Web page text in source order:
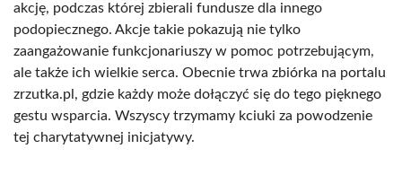
akcję, podczas której zbierali fundusze dla innego
podopiecznego. Akcje takie pokazują nie tylko
zaangażowanie funkcjonariuszy w pomoc potrzebującym,
ale także ich wielkie serca. Obecnie trwa zbiórka na portalu
zrzutka.pl, gdzie każdy może dołączyć się do tego pięknego
gestu wsparcia. Wszyscy trzymamy kciuki za powodzenie
tej charytatywnej inicjatywy.